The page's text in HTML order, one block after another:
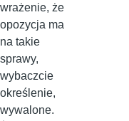
wrażenie, że
opozycja ma
na takie
sprawy,
wybaczcie
określenie,
wywalone.